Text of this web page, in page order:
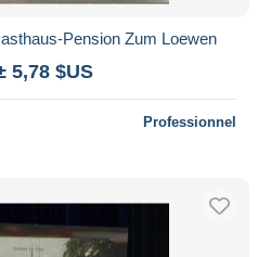
Pension Zum Loewen
5,78 $US
Professionnel